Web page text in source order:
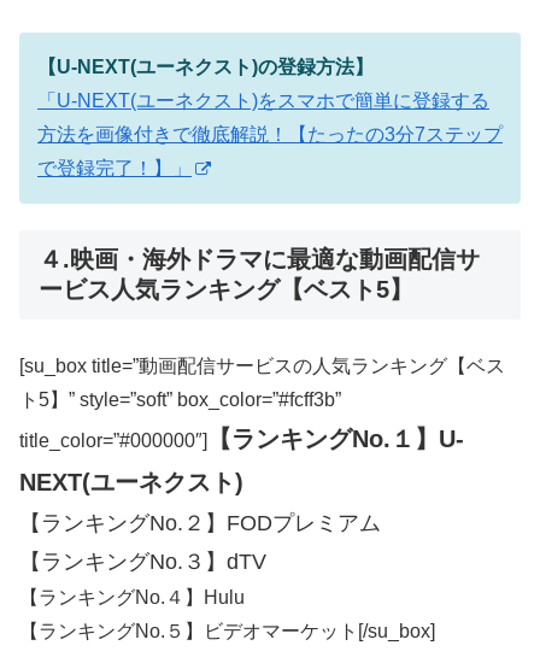
【U-NEXT(ユーネクスト)の登録方法】
「U-NEXT(ユーネクスト)をスマホで簡単に登録する
方法を画像付きで徹底解説！【たったの3分7ステップ
で登録完了！】」
４.映画・海外ドラマに最適な動画配信サ
ービス人気ランキング【ベスト5】
[su_box title=”動画配信サービスの人気ランキング【ベス
ト5】” style=”soft” box_color=”#fcff3b”
title_color=”#000000″]
【ランキングNo.１】U-
NEXT(ユーネクスト)
【ランキングNo.２】FODプレミアム
【ランキングNo.３】dTV
【ランキングNo.４】Hulu
【ランキングNo.５】ビデオマーケット[/su_box]